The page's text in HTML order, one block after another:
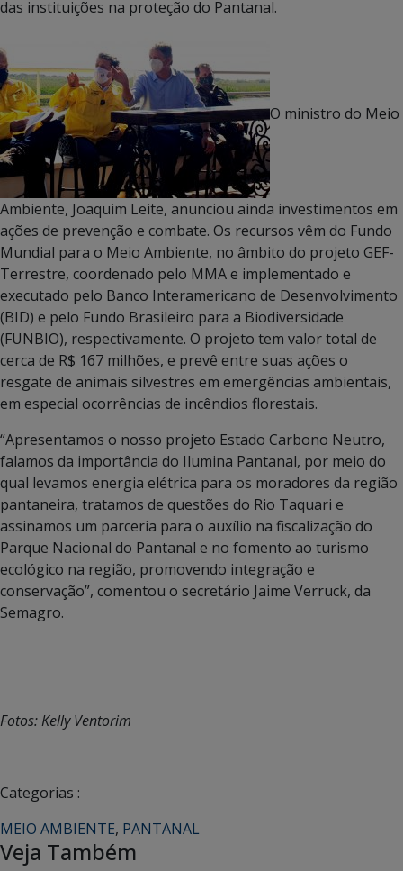
das instituições na proteção do Pantanal.
O ministro do Meio
Ambiente, Joaquim Leite, anunciou ainda investimentos em
ações de prevenção e combate. Os recursos vêm do Fundo
Mundial para o Meio Ambiente, no âmbito do projeto GEF-
Terrestre, coordenado pelo MMA e implementado e
executado pelo Banco Interamericano de Desenvolvimento
(BID) e pelo Fundo Brasileiro para a Biodiversidade
(FUNBIO), respectivamente. O projeto tem valor total de
cerca de R$ 167 milhões, e prevê entre suas ações o
resgate de animais silvestres em emergências ambientais,
em especial ocorrências de incêndios florestais.
“Apresentamos o nosso projeto Estado Carbono Neutro,
falamos da importância do Ilumina Pantanal, por meio do
qual levamos energia elétrica para os moradores da região
pantaneira, tratamos de questões do Rio Taquari e
assinamos um parceria para o auxílio na fiscalização do
Parque Nacional do Pantanal e no fomento ao turismo
ecológico na região, promovendo integração e
conservação”, comentou o secretário Jaime Verruck, da
Semagro.
Fotos: Kelly Ventorim
Categorias :
MEIO AMBIENTE, PANTANAL
Veja Também